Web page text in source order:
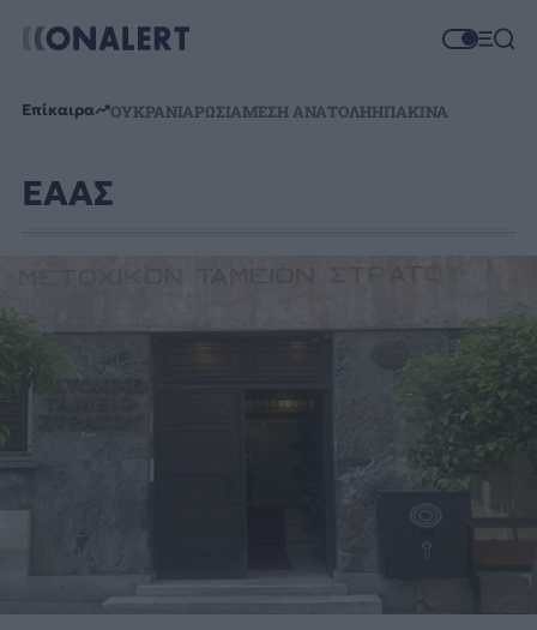
Επίκαιρα ΟΥΚΡΑΝΙΑΡΩΣΙΑΜΕΣΗ ΑΝΑΤΟΛΗΗΠΑΚΙΝΑ
ΕΑΑΣ